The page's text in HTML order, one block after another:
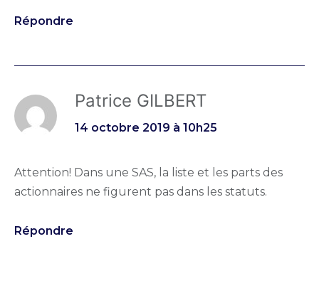
Répondre
Patrice GILBERT
14 octobre 2019 à 10h25
Attention! Dans une SAS, la liste et les parts des
actionnaires ne figurent pas dans les statuts.
Répondre